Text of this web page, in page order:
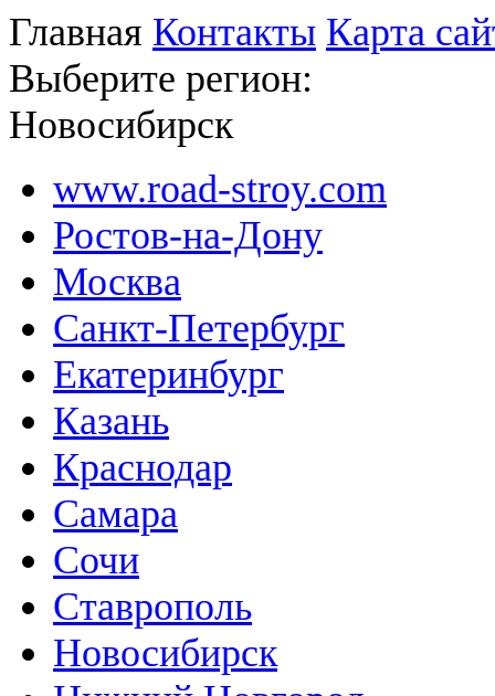
Главная Контакты Карта
Выберите регион:
Новосибирск
www.road-stroy.com
Ростов-на-Дону
Москва
Санкт-Петербург
Екатеринбург
Казань
Краснодар
Самара
Сочи
Ставрополь
Новосибирск